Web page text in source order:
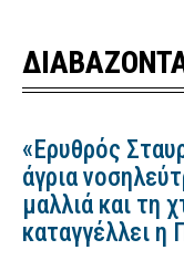
«Ερυθρός
άγρια
μαλλιά και τη
καταγγέλλει